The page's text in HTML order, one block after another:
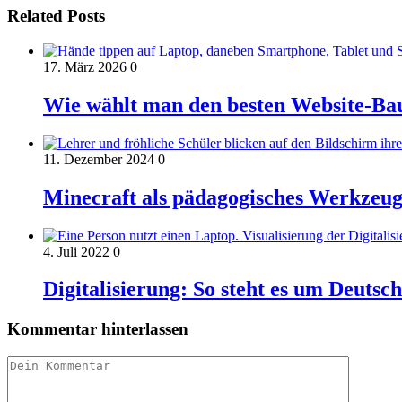
Related Posts
17. März 2026 0
Wie wählt man den besten Website-
11. Dezember 2024 0
Minecraft als pädagogisches
4. Juli 2022 0
Digitalisierung: So steht es um
Kommentar hinterlassen